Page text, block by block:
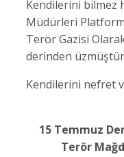
Kendilerini bilmez
Müdürleri
Terör Gazisi
derinden
Kendilerini nefret
15 Temmuz
Terör